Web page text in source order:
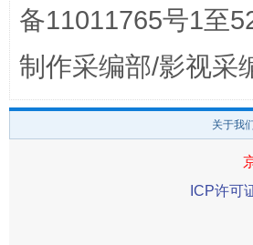
完善运行机制助力责任有效落实
备11011765号1至
制作采编部/影视采
关于我
ICP许可